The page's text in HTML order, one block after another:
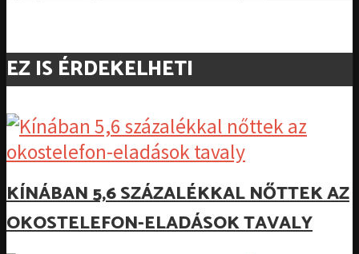
EZ IS ÉRDEKELHETI
KÍNÁBAN 5,6 SZÁZALÉKKAL NŐTTEK AZ
OKOSTELEFON-ELADÁSOK TAVALY